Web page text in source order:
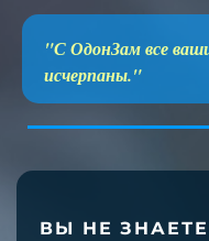
"С ОдонЗам все
исчерпаны."
ВЫ НЕ